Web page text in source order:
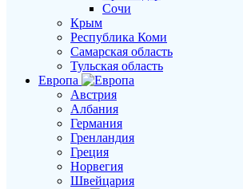
Сочи
Крым
Республика Коми
Самарская область
Тульская область
Европа
Австрия
Албания
Германия
Гренландия
Греция
Норвегия
Швейцария